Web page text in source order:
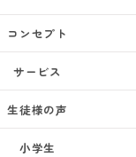
コンセプト
サービス
生徒様の声
小学生